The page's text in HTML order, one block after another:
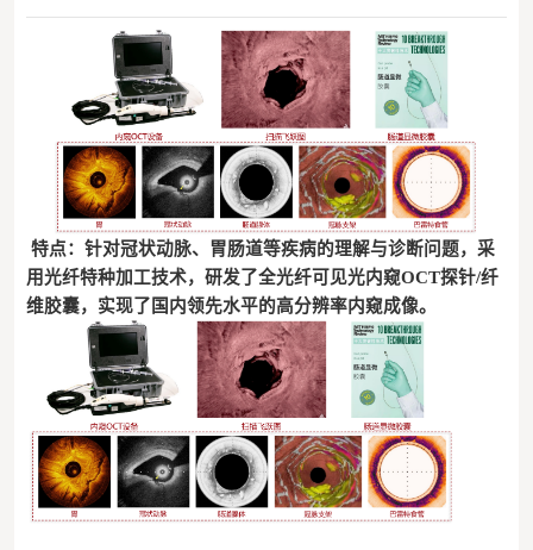
特点：针对冠状动脉、胃肠道等疾病的理解与诊断问题，采
用光纤特种加工技术，研发了全光纤可见光内窥OCT探针/纤
维胶囊，实现了国内领先水平的高分辨率内窥成像。